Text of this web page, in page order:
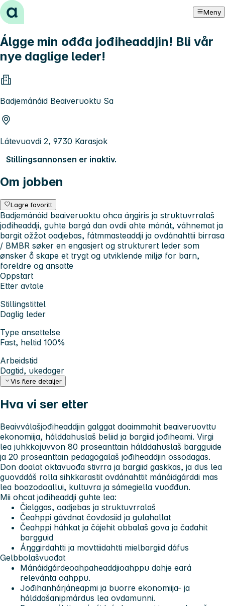
Hopp til innhold Meny
Álgge min ođđa jođiheaddjin! Bli vår
nye daglige leder!
Badjemánáid Beaiveruoktu Sa
Látevuovdi 2, 9730 Karasjok
Stillingsannonsen er inaktiv.
Om jobben
Lagre favoritt
Badjemánáid beaiveruoktu ohca áŋgiris ja struktuvrralaš
jođiheaddji, guhte bargá dan ovdii ahte mánát, váhnemat ja
bargit ožžot oadjebas, fátmmasteaddji ja ovdánahttii birrasa
/ BMBR søker en engasjert og strukturert leder som
ønsker å skape et trygt og utviklende miljø for barn,
foreldre og ansatte
Oppstart
Etter avtale
Stillingstittel
Daglig leder
Type ansettelse
Fast, heltid 100%
Arbeidstid
Dagtid, ukedager
Vis flere detaljer
Hva vi ser etter
Beaivválašjođiheaddjin galggat doaimmahit beaiveruovttu
ekonomiija, hálddahuslaš beliid ja bargiid jođiheami. Virgi
lea juhkkojuvvon 80 proseanttain hálddahuslaš bargguide
ja 20 proseanttain pedagogalaš jođiheaddjin ossodagas.
Don doalat oktavuođa stivrra ja bargiid gaskkas, ja dus lea
guovddáš rolla sihkkarastit ovdánahttit mánáidgárddi mas
lea boazodoallui, kultuvra ja sámegiella vuođđun.
Mii ohcat jođiheaddji guhte lea:
Čielggas, oadjebas ja struktuvrralaš
Čeahppi gávdnat čovdosiid ja gulahallat
Čeahppi háhkat ja čájehit obbalaš gova ja čađahit
bargguid
Áŋggirdahtti ja movttiidahtti mielbargiid dáfus
Gelbbolašvuođat
Mánáidgárdeoahpaheaddjioahppu dahje eará
relevánta oahppu.
Jođihanhárjáneapmi ja buorre ekonomiija- ja
hálddašanipmárdus lea ovdamunni.